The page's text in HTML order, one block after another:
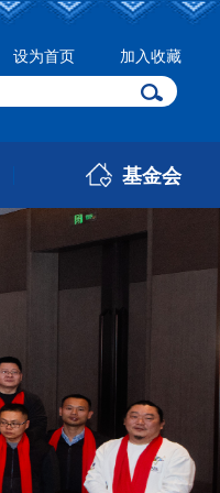
设为首页 加入收藏
基金会